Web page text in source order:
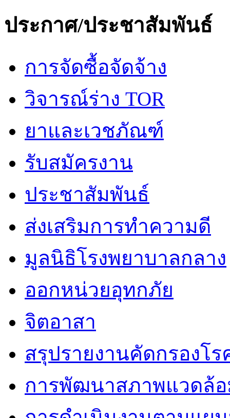
ประกาศ/ประชาสัมพันธ์
การจัดซื้อจัดจ้าง
วิจารณ์ร่าง TOR
ยาและเวชภัณฑ์
รับสมัครงาน
ประชาสัมพันธ์
ส่งเสริมการทำความดี
มูลนิธิโรงพยาบาลกลาง
ออกหน่วยอุทกภัย
จิตอาสา
สรุปรายงานคัดกรองโ
การพัฒนาสภาพแวดล้อ